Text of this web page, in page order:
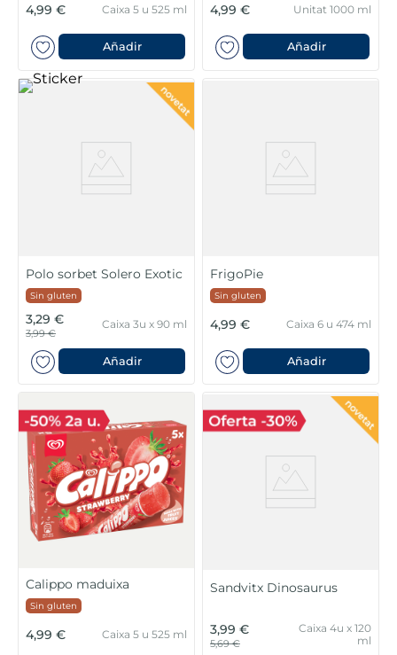
4,99 € Caixa 5 u 525 ml
Añadir
4,99 € Unitat 1000 ml
Añadir
Polo sorbet Solero Exotic
Sin gluten
3,29 €
3,99 €
Caixa 3u x 90 ml
Añadir
FrigoPie
Sin gluten
4,99 € Caixa 6 u 474 ml
Añadir
Calippo maduixa
Sin gluten
4,99 € Caixa 5 u 525 ml
Sandvitx Dinosaurus
3,99 €
5,69 €
Caixa 4u x 120
ml